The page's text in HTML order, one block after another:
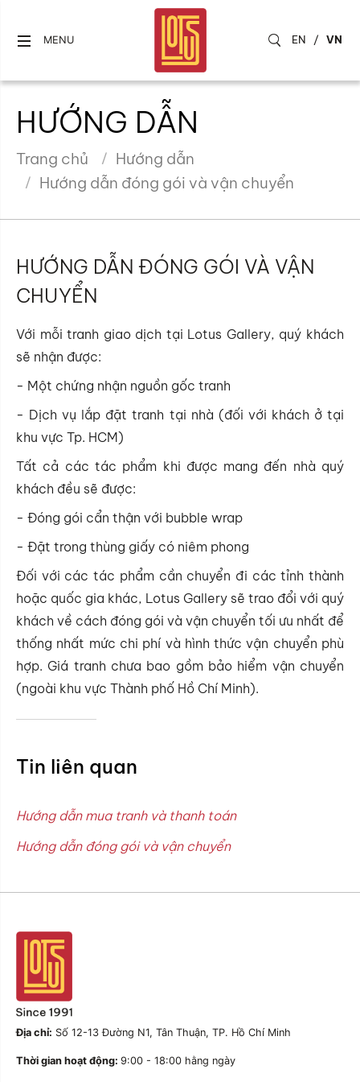
MENU EN / VN
HƯỚNG DẪN
Trang chủ
Hướng dẫn
Hướng dẫn đóng gói và vận chuyển
HƯỚNG DẪN ĐÓNG GÓI VÀ VẬN
CHUYỂN
Với mỗi tranh giao dịch tại Lotus Gallery, quý khách
sẽ nhận được:
- Một chứng nhận nguồn gốc tranh
- Dịch vụ lắp đặt tranh tại nhà (đối với khách ở tại
khu vực Tp. HCM)
Tất cả các tác phẩm khi được mang đến nhà quý
khách đều sẽ được:
- Đóng gói cẩn thận với bubble wrap
- Đặt trong thùng giấy có niêm phong
Đối với các tác phẩm cần chuyển đi các tỉnh thành
hoặc quốc gia khác, Lotus Gallery sẽ trao đổi với quý
khách về cách đóng gói và vận chuyển tối ưu nhất để
thống nhất mức chi phí và hình thức vận chuyển phù
hợp. Giá tranh chưa bao gồm bảo hiểm vận chuyển
(ngoài khu vực Thành phố Hồ Chí Minh).
Tin liên quan
Hướng dẫn mua tranh và thanh toán
Hướng dẫn đóng gói và vận chuyển
Địa chỉ: Số 12-13 Đường N1, Tân Thuận, TP. Hồ Chí Minh
Thời gian hoạt động: 9:00 - 18:00 hằng ngày